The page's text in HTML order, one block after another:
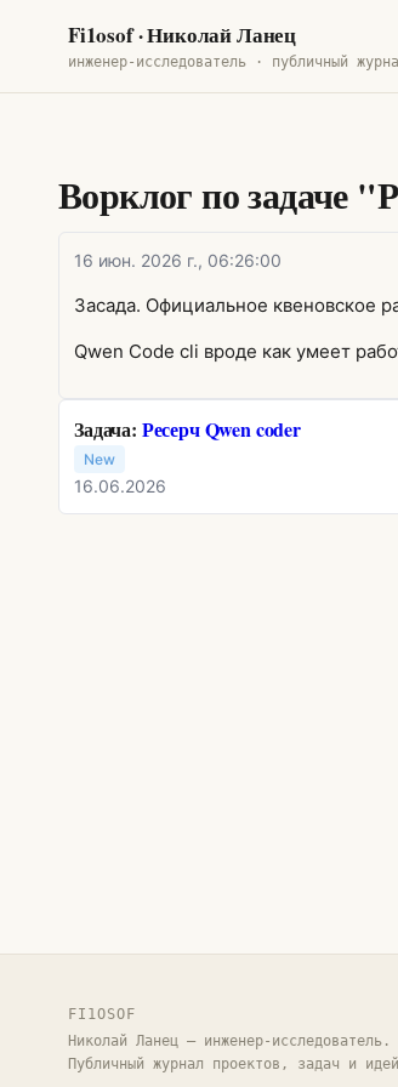
Fi1osof· Николай Ланец
инженер-исследователь · публичный
Ворклог по задаче
16 июн. 2026 г., 06:26:00
Засада. Официальное квеновское
Qwen Code cli вроде как умеет
Задача: Ресерч Qwen coder
New
16.06.2026
FI1OSOF
Николай Ланец — инженер-исследователь.
Публичный журнал проектов, задач и